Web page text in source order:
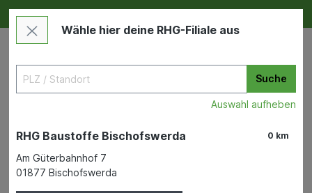
Deine RHG NEU ERLEBEN
Wähle hier deine RHG-Filiale aus
Suche
Auswahl aufheben
0 km
RHG Baustoffe Bischofswerda
Am Güterbahnhof 7
01877 Bischofswerda